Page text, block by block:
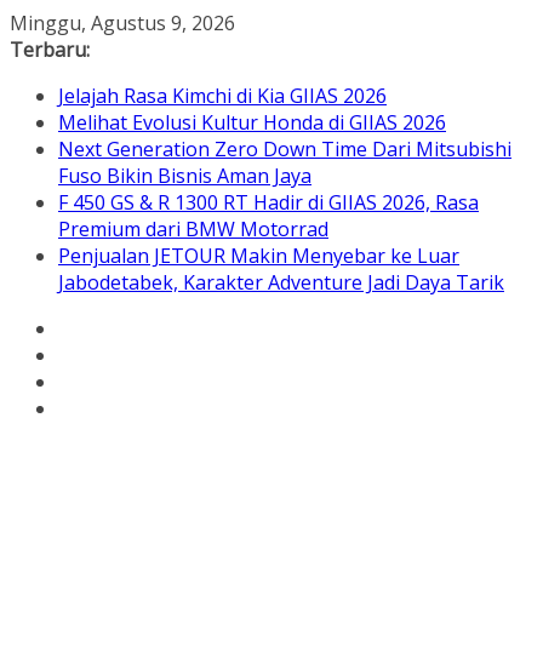
Skip
to
Minggu, Agustus 9, 2026
Terbaru:
Jelajah Rasa Kimchi di Kia GIIAS 2026
Melihat Evolusi Kultur Honda di GIIAS 2026
Next Generation Zero Down Time Dari Mitsubishi
Fuso Bikin Bisnis Aman Jaya
F 450 GS & R 1300 RT Hadir di GIIAS 2026, Rasa
Premium dari BMW Motorrad
Penjualan JETOUR Makin Menyebar ke Luar
Jabodetabek, Karakter Adventure Jadi Daya Tarik